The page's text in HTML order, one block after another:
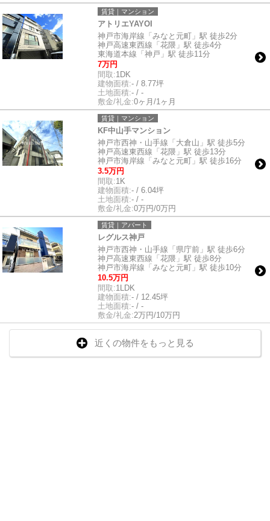
賃貸｜マンション
アトリエYAYOI
神戸市海岸線「みなと元町」駅 徒歩2分
神戸高速東西線「花隈」駅 徒歩4分
東海道本線「神戸」駅 徒歩11分
7万円
間取:1DK
建物面積:- / 8.77坪
土地面積:- / -
敷金/礼金:0ヶ月/1ヶ月
賃貸｜マンション
KF中山手マンション
神戸市西神・山手線「大倉山」駅 徒歩5分
神戸高速東西線「花隈」駅 徒歩13分
神戸市海岸線「みなと元町」駅 徒歩16分
3.5万円
間取:1K
建物面積:- / 6.04坪
土地面積:- / -
敷金/礼金:0万円/0万円
賃貸｜アパート
レグルス神戸
神戸市西神・山手線「県庁前」駅 徒歩6分
神戸高速東西線「花隈」駅 徒歩8分
神戸市海岸線「みなと元町」駅 徒歩10分
10.5万円
間取:1LDK
建物面積:- / 12.45坪
土地面積:- / -
敷金/礼金:2万円/10万円
近くの物件をもっと見る